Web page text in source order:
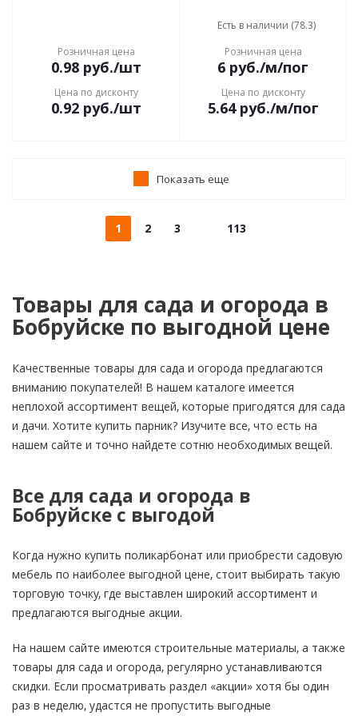
Розничная цена
0.98руб./шт
Цена по дисконту
0.92руб./шт
Есть в наличии (78.3)
Розничная цена
6 руб./м/пог
Цена по дисконту
5.64руб./м/пог
Показать еще
1 2 3 113
Товары для сада и огорода в
Бобруйске по выгодной цене
Качественные товары для сада и огорода предлагаются
вниманию покупателей! В нашем каталоге имеется
неплохой ассортимент вещей, которые пригодятся для сада
и дачи. Хотите купить парник? Изучите все, что есть на
нашем сайте и точно найдете сотню необходимых вещей.
Все для сада и огорода в
Бобруйске с выгодой
Когда нужно купить поликарбонат или приобрести садовую
мебель по наиболее выгодной цене, стоит выбирать такую
торговую точку, где выставлен широкий ассортимент и
предлагаются выгодные акции.
На нашем сайте имеются строительные материалы, а также
товары для сада и огорода, регулярно устанавливаются
скидки. Если просматривать раздел «акции» хотя бы один
раз в неделю, удастся не пропустить выгодные